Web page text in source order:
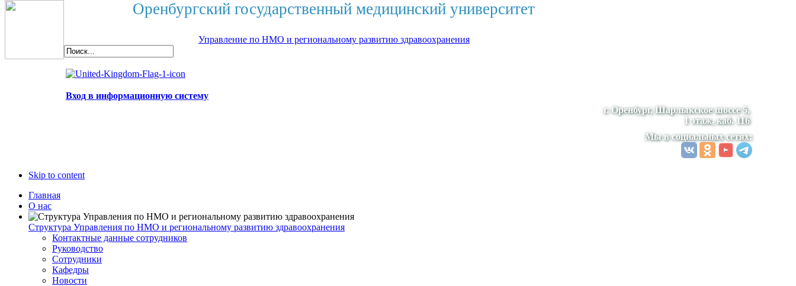
Оренбургский государственный медицинский университет
Управление по НМО и региональному развитию здравоохранения
Вход в информационную систему
г. Оренбург, Шарлыкское шоссе 5,
1 этаж, каб. 116
Мы в социальных сетях:
Skip to content
Главная
О нас
Структура Управления по НМО и региональному развитию здравоохранения
Контактные данные сотрудников
Руководство
Сотрудники
Кафедры
Новости